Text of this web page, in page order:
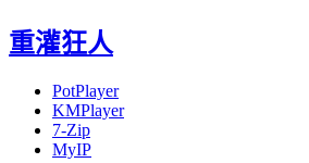
重灌狂人
PotPlayer
KMPlayer
7-Zip
MyIP